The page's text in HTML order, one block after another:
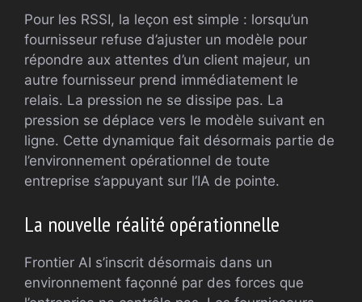
Pour les RSSI, la leçon est simple : lorsqu’un
fournisseur refuse d’ajuster un modèle pour
répondre aux attentes d’un client majeur, un
autre fournisseur prend immédiatement le
relais. La pression ne se dissipe pas. La
pression se déplace vers le modèle suivant en
ligne. Cette dynamique fait désormais partie de
l’environnement opérationnel de toute
entreprise s’appuyant sur l’IA de pointe.
La nouvelle réalité opérationnelle
Frontier AI s’inscrit désormais dans un
environnement façonné par des forces que